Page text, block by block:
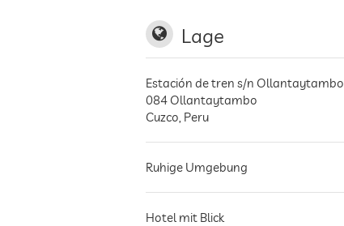
Lage
Estación de tren s/n Ollantaytambo
084 Ollantaytambo
Cuzco, Peru
Ruhige Umgebung
Hotel mit Blick